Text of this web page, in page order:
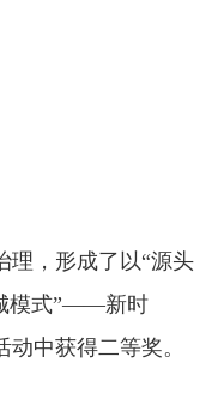
，形成了以“源头
模式”——新时
中获得二等奖。